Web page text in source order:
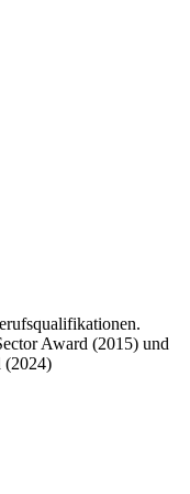
Award (2015) und
(2024)